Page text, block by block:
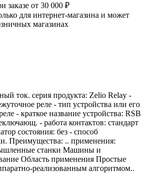
заказе от 30 000 ₽
для интернет-магазина и может
магазинах
ток. серия продукта: Zelio Relay -
реле - тип устройства или его
- краткое название устройства: RSB
- работа контактов: стандарт
состояния: без - способ
Преимущества: .. применения:
станки Машины и
Область применения Простые
реализованным алгоритмом..